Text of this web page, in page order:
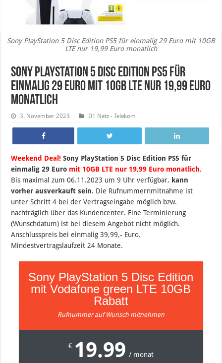
Sony PlayStation 5 Disc Edition PS5 für einmalig 29 Euro mit 10GB
LTE nur 19,99 Euro monatlich
Sony PlayStation 5 Disc Edition PS5 für
einmalig 29 Euro mit 10GB LTE nur 19,99 Euro
monatlich
3. November 2023 D1 Netz - Telekom
Weekend Deal! Sony PlayStation 5 Disc Edition PS5 für
einmalig 29 Euro mit 10GB LTE nur 19,99 Euro monatlich.
Bis maximal zum 06.11.2023 um 9 Uhr verfügbar, kann
vorher ausverkauft sein. Die Rufnummernmitnahme ist
unter Schritt 4 bei der Vertragseingabe möglich bzw.
nachträglich über das Kundencenter. Eine Terminierung
(Wunschdatum) ist bei diesem Angebot nicht möglich.
Anschlusspreis bei einmalig 39,99,- Euro.
Mindestvertragslaufzeit 24 Monate.
Sony PlayStation 5 Disc Edition
mit Vodafone green LTE 10GB
Rabatt
Rufnummer auf Wunsch mitnehmen
€ 19.99 / monat